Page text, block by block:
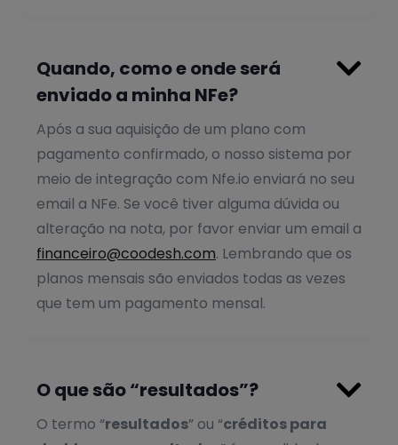
Quando, como e onde será
enviado a minha NFe?

Após a sua aquisição de um plano com
pagamento confirmado, o nosso sistema por
meio de integração com Nfe.io enviará no seu
email a NFe. Se você tiver alguma dúvida ou
alteração na nota, por favor enviar um email a
financeiro@coodesh.com. Lembrando que os
planos mensais são enviados todas as vezes
que tem um pagamento mensal.
O que são “resultados”? 
O termo “resultados” ou “créditos para